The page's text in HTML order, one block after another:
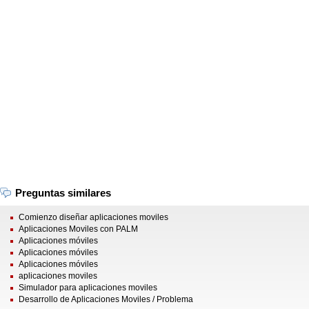
Preguntas similares
Comienzo diseñar aplicaciones moviles
Aplicaciones Moviles con PALM
Aplicaciones móviles
Aplicaciones móviles
Aplicaciones móviles
aplicaciones moviles
Simulador para aplicaciones moviles
Desarrollo de Aplicaciones Moviles / Problema